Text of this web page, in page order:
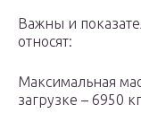
Важны и
относят:
Максимальная
загрузке – 6950